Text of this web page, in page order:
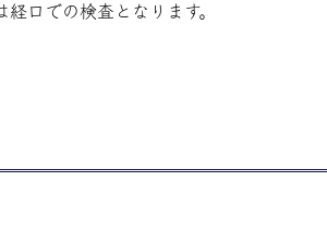
口での検査となります。